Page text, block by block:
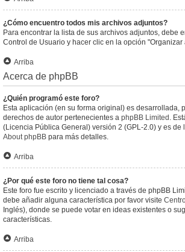
¿Cómo encuentro todos mis archivos adjuntos?
Para encontrar la lista de sus archivos adjuntos, debe
Control de Usuario y hacer clic en la opción "Organizar
Arriba
Acerca de phpBB
¿Quién programó este foro?
Esta aplicación (en su forma original) es desarrollada,
derechos de autor pertenecientes a phpBB Limited .
(Licencia Pública General) versión 2 (GPL-2.0) y es de
About phpBB para más detalles.
Arriba
¿Por qué este foro no tiene tal cosa?
Este foro fue escrito y licenciado a través de phpBB
debe añadir alguna característica por favor visite
Inglés), donde se puede votar en ideas existentes o
características.
Arriba